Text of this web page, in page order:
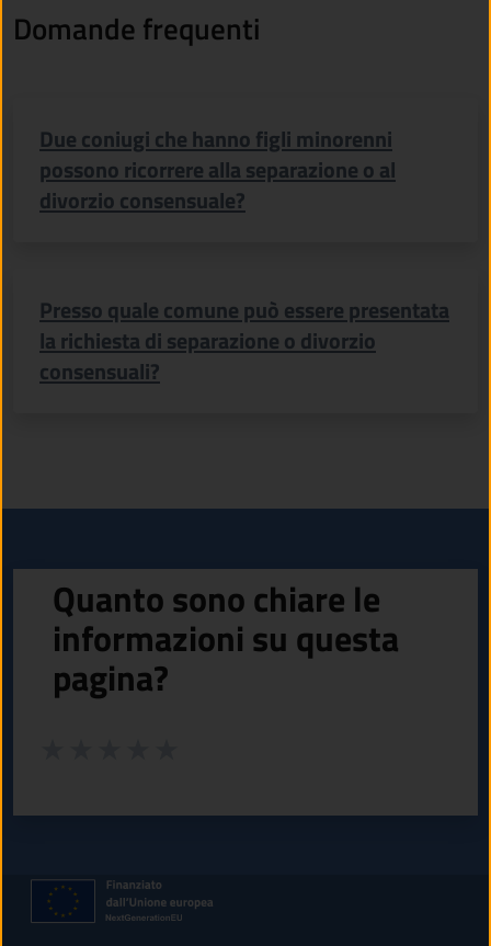
Domande frequenti
Due coniugi che hanno figli minorenni
possono ricorrere alla separazione o al
divorzio consensuale?
Presso quale comune può essere presentata
la richiesta di separazione o divorzio
consensuali?
Quanto sono chiare le
informazioni su questa
pagina?